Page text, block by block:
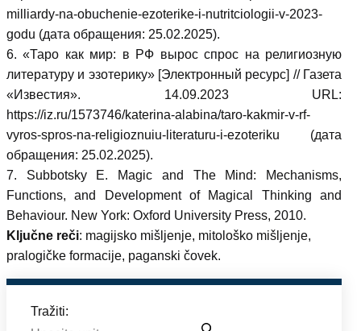
milliardy-na-obuchenie-ezoterike-i-nutritciologii-v-2023-
godu (дата обращения: 25.02.2025).
6. «Таро как мир: в РФ вырос спрос на религиозную
литературу и эзотерику» [Электронный ресурс] // Газета
«Известия». 14.09.2023 URL:
https://iz.ru/1573746/katerina-alabina/taro-kakmir-v-rf-
vyros-spros-na-religioznuiu-literaturu-i-ezoteriku (дата
обращения: 25.02.2025).
7. Subbotsky E. Magic and The Mind: Mechanisms,
Functions, and Development of Magical Thinking and
Behaviour. New York: Oxford University Press, 2010.
Ključne reči: magijsko mišljenje, mitološko mišljenje,
pralogičke formacije, paganski čovek.
Tražiti: